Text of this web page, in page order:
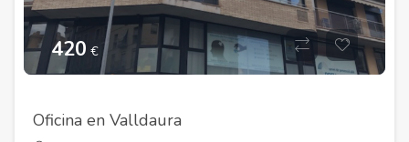
420 €
Oficina en Valldaura